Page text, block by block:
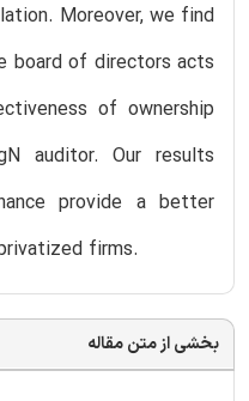
Moreover, we find
of directors acts
of ownership
auditor. Our results
provide a better
firms.
بخشی از متن مقاله